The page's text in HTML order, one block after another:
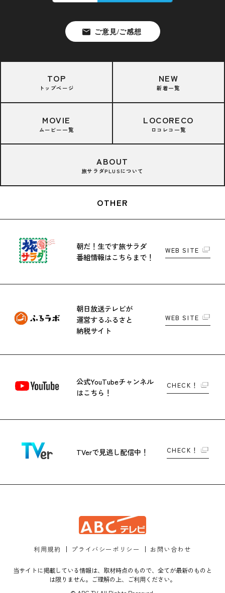
TOP
トップページ
NEW
新着一覧
MOVIE
ムービー一覧
LOCORECO
ロコレコ一覧
ABOUT
旅サラダPLUSについて
OTHER
朝だ！生です旅サラダ
番組情報はこちらまで！
WEB SITE
朝日放送テレビが
運営するふるさと
納税サイト
WEB SITE
公式YouTubeチャンネル
はこちら！
CHECK！
TVerで見逃し配信中！ CHECK！
利用規約 プライバシーポリシー お問い合わせ
当サイトに掲載している情報は、取材時点のもので、全てが最新のものと
は限りません。ご理解の上、ご利用ください。